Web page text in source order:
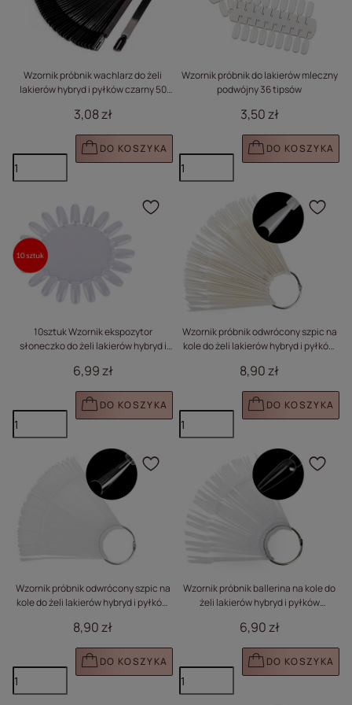
Wzornik próbnik wachlarz do żeli
lakierów hybryd i pyłków czarny 50
3,08 zł
DO KOSZYKA
Wzornik próbnik do lakierów mleczny
podwójny 36 tipsów
3,50 zł
DO KOSZYKA
10sztuk Wzornik ekspozytor
słoneczko do żeli lakierów hybryd i
6,99 zł
DO KOSZYKA
Kliknij, aby dodać
Wzornik próbnik odwrócony szpic na
kole do żeli lakierów hybryd i pyłków
8,90 zł
DO KOSZYKA
Wzornik próbnik odwrócony szpic na
kole do żeli lakierów hybryd i pyłków
8,90 zł
DO KOSZYKA
Kliknij, aby dodać
Wzornik próbnik ballerina na kole do
żeli lakierów hybryd i pyłków
6,90 zł
DO KOSZYKA